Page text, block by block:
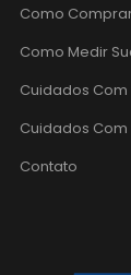
Como
Como Medir
Cuidados Com
Cuidados
Contato